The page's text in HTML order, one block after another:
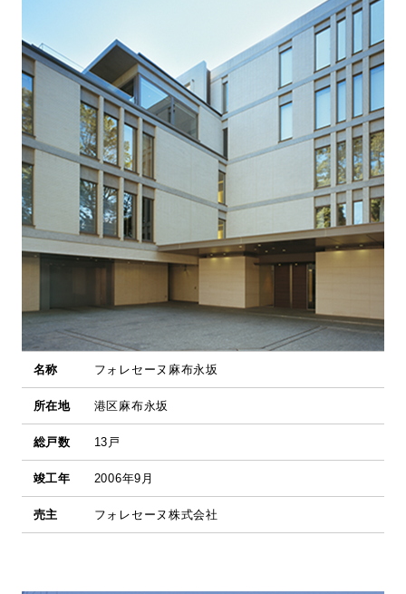
名称 フォレセーヌ麻布永坂
所在地 港区麻布永坂
総戸数 13戸
竣工年 2006年9月
売主 フォレセーヌ株式会社